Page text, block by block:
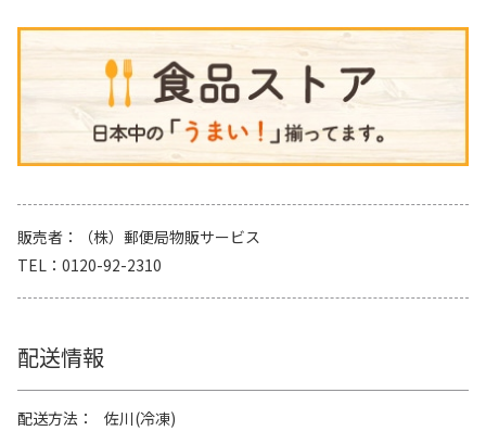
販売者
（株）郵便局物販サービス
TEL
0120-92-2310
配送情報
配送方法
佐川(冷凍)